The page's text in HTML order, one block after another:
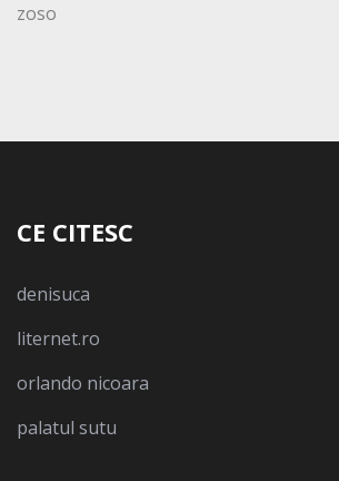
zoso
CE CITESC
denisuca
liternet.ro
orlando nicoara
palatul sutu